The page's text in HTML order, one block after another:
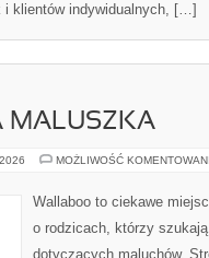
i klientów indywidualnych, […]
MALUSZKA
MOŻLIWOŚĆ
Wallaboo to ciekawe
o rodzicach, którzy
dotyczących maluchów.